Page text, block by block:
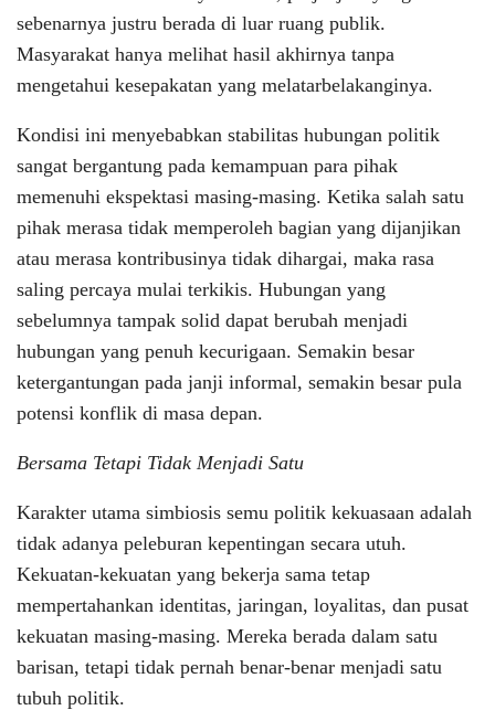
sebenarnya justru berada di luar ruang publik.
Masyarakat hanya melihat hasil akhirnya tanpa
mengetahui kesepakatan yang melatarbelakanginya.
Kondisi ini menyebabkan stabilitas hubungan politik
sangat bergantung pada kemampuan para pihak
memenuhi ekspektasi masing-masing. Ketika salah satu
pihak merasa tidak memperoleh bagian yang dijanjikan
atau merasa kontribusinya tidak dihargai, maka rasa
saling percaya mulai terkikis. Hubungan yang
sebelumnya tampak solid dapat berubah menjadi
hubungan yang penuh kecurigaan. Semakin besar
ketergantungan pada janji informal, semakin besar pula
potensi konflik di masa depan.
Bersama Tetapi Tidak Menjadi Satu
Karakter utama simbiosis semu politik kekuasaan adalah
tidak adanya peleburan kepentingan secara utuh.
Kekuatan-kekuatan yang bekerja sama tetap
mempertahankan identitas, jaringan, loyalitas, dan pusat
kekuatan masing-masing. Mereka berada dalam satu
barisan, tetapi tidak pernah benar-benar menjadi satu
tubuh politik.